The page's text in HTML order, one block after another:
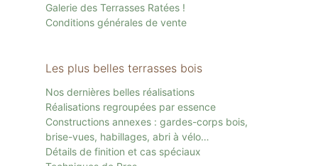
Galerie des Terrasses Ratées !
Conditions générales de vente
Les plus belles terrasses bois
Nos dernières belles réalisations
Réalisations regroupées par essence
Constructions annexes : gardes-corps bois,
brise-vues, habillages, abri à vélo…
Détails de finition et cas spéciaux